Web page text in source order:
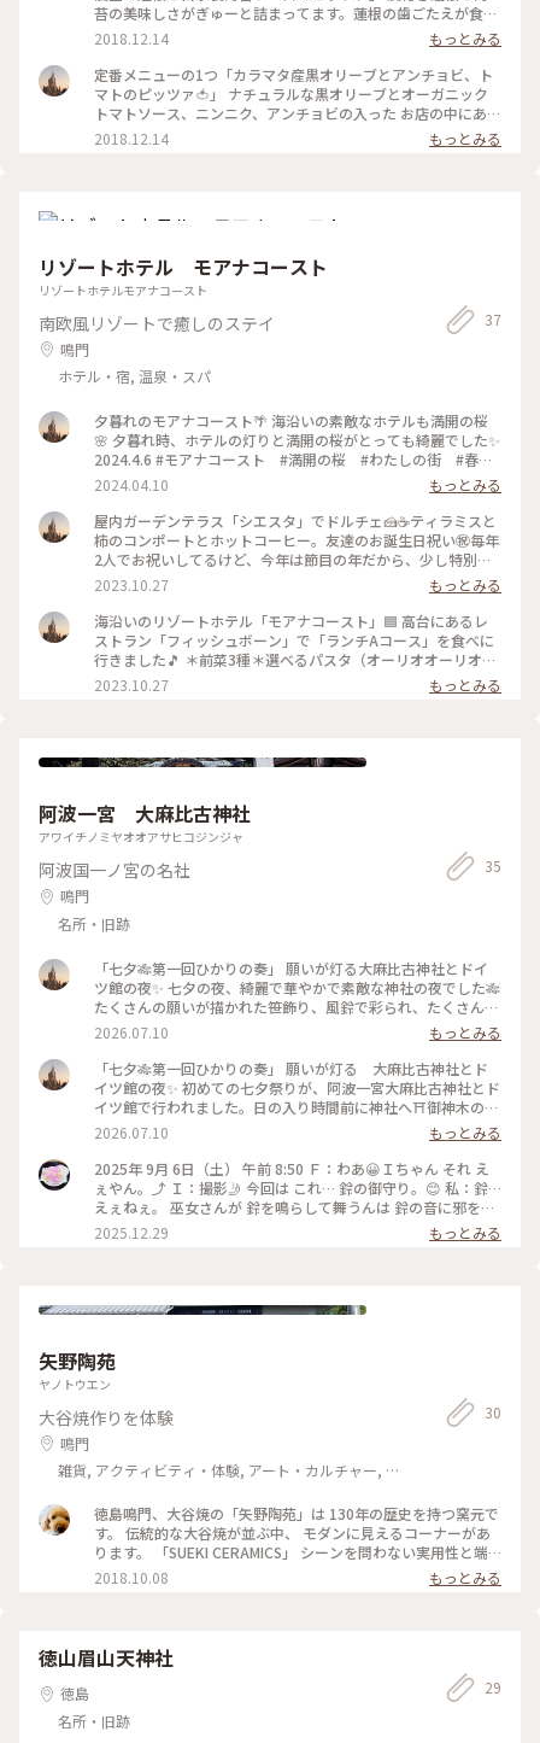
苔の美味しさがぎゅーと詰まってます。蓮根の歯ごたえが食欲
をそそります😊 #わたしの街 #カフェ #古民家
2018.12.14
もっとみる
定番メニューの1つ「カラマタ産黒オリーブとアンチョビ、ト
マトのピッツァ🍅」 ナチュラルな黒オリーブとオーガニック
トマトソース、ニンニク、アンチョビの入った お店の中にある
釜で焼かれた薄めのカリッと焼かれたピッツァです。 このピッ
ツァメニューの下に‥ビールが飲みたくなります‥の文字。確
2018.12.14 もっとみる
リゾートホテル モアナコースト
リゾートホテルモアナコースト
南欧風リゾートで癒しのステイ
鳴門
ホテル・宿, 温泉・スパ
37
夕暮れのモアナコースト🌴 海沿いの素敵なホテルも満開の桜
🌸 夕暮れ時、ホテルの灯りと満開の桜がとっても綺麗でした✨
2024.4.6 #モアナコースト #満開の桜 #わたしの街 #春い
ろさがし
2024.04.10
もっとみる
屋内ガーデンテラス「シエスタ」でドルチェ🍰☕️ティラミスと
柿のコンポートとホットコーヒー。友達のお誕生日祝い㊗️毎年
2人でお祝いしてるけど、今年は節目の年だから、少し特別な
ことができたらいいなと思っていたら、友達から、「久しぶり
にモナアコース行けへん？」と。これはluckyとその旨を伝え
たら、ケーキ皿にはhappy birthdayのチョコ文字🤎こういう
の、嬉しいですよね☺️たまたまこの日はシエンタでドルチェが
食べれるサービスをしててluckyでした。そして、この日は私
達だけ、2人じめの素敵な楽しい時間を過ごすことができまし
た。おめでとう🎈満足して、ホテルの方にありがとうと感謝を
とう㊗️ #私のことりっぷ旅 #秋さんぽ #ホテル
2023.10.27
もっとみる
海沿いのリゾートホテル「モアナコースト」🟦 高台にあるレ
ストラン「フィッシュボーン」で「ランチAコース」を食べに
行きました🎵 ＊前菜3種＊選べるパスタ（オーリオオーリオ）
＊メイン・すだち鶏のロースト🍸ここのフォカッチャが大好き
で、私達4個も食べちゃいました（笑）喋りながらオリーブオ
しくて、満足なコースでした。この日、屋内ガーデンテラスで
ト #フィッシュボーン #ランチAコース #ランチ #ホテ
ル #屋内ガーデンテラス #私のことりっぷ旅 #秋さんぽ
2023.10.27 もっとみる
阿波一宮 大麻比古神社
アワイチノミヤオオアサヒコジンジャ
阿波国一ノ宮の名社
鳴門
名所・旧跡
35
「七夕🎋第一回ひかりの奏」 願いが灯る大麻比古神社とドイ
ツ館の夜✨ 七夕の夜、綺麗で華やかで素敵な神社の夜でした🎋
たくさんの願いが描かれた笹飾り、風鈴で彩られ、たくさんの
人の笑顔で溢れていました✨本殿前では人形浄瑠璃奉納上演が
始まり、初めて人形浄瑠璃を見ることができました。笹飾りの
1番上には一番星🌟夜空に輝いていました。初めての七夕まつ
り🎋素敵でした✨ 2026.7.7 #七夕 #大麻比古神社 #七夕第一
回ひかりの奏 #七夕まつり #ひみつの絶景
2026.07.10
もっとみる
「七夕🎋第一回ひかりの奏」 願いが灯る 大麻比古神社とド
イツ館の夜✨ 初めての七夕祭りが、阿波一宮大麻比古神社とド
イツ館で行われました。日の入り時間前に神社へ⛩️御神木の周
りには竹燈、茅の輪に灯りが灯り綺麗👀✨本殿に進むと短冊が
ついた笹と風鈴で彩られていました🎋まずは御朱印と七夕限定
のおみくじを引いてみました。友達は大吉✨私は中吉、それぞ
れに入っていた小さな星形の鈴には大吉には「叶」✨中吉には
「願」の文字が書かれて、2人で願いが叶う、ですね☺️追記‥
小さな星形の鈴、裏を見ると叶の文字がありました😅
2026.7.7🎋 #大麻比古神社 #七夕第一回ひかりの奏 #ドイツ
2026.07.10
もっとみる
2025年 9月 6日（土） 午前 8:50 Ｆ：わあ😀Ｉちゃん それ え
ぇやん。⤴️ Ｉ：撮影🤳 今回は これ… 鈴の御守り。😊 私：鈴…
えぇねぇ。 巫女さんが 鈴を鳴らして舞うんは 鈴の音に邪を祓
う力が有るって 云うもんね。😀 Ｉ：今日も えぇお詣りでき
た。😀 私：さ、直会に行こか。😀 Ｉ：（私の名字）さんは 直
どうでしょう #D陣だけでどうでしょう #私の好みと偏見に満
外活動取材サークル #不思議ちゃんは遊びたい #不思議ちゃん
の文化人講座 #まめことりっぷ徳島 #まめTJとくしま
2025.12.29 もっとみる
矢野陶苑
ヤノトウエン
大谷焼作りを体験
鳴門
雑貨, アクティビティ・体験, アート・カルチャー, ラ
30
徳島鳴門、大谷焼の「矢野陶苑」は 130年の歴史を持つ窯元で
す。 伝統的な大谷焼が並ぶ中、 モダンに見えるコーナーがあ
ります。 「SUEKI CERAMICS」 シーンを問わない実用性と端
正なデザインを 融合された新しさかあります。 触るとしっと
り手に馴染み、 この器なら手持ちの物との コーディネートも
ンを 購入しました。 朝の食卓がオシャレになりそうです。 #
2018.10.08 もっとみる
徳山眉山天神社
徳島
名所・旧跡
29